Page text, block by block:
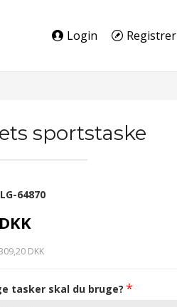
Login Registrer
sportstaske
DKK
64870
tasker skal du bruge?